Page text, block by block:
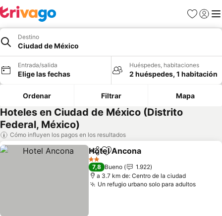
Favoritos
Iniciar
Destino
Ciudad de México
Entrada/salida
Elige las fechas
Huéspedes, habitaciones
2 huéspedes, 1 habitación
Ordenar Filtrar Mapa
Hoteles en Ciudad de México (Distrito
Federal, México)
Cómo influyen los pagos en los resultados
CompartirAñadir a favoritos
Hotel Ancona
2 Estrellas
7,8 Bueno
1.922
a 3.7 km de: Centro de la ciudad
Un refugio urbano solo para adultos